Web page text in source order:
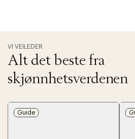
VI VEILEDER
Alt det beste fra
skjønnhetsverdenen
Guide